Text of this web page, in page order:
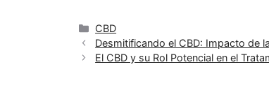
Categorías
CBD
Desmitificando el CBD: Impacto de
El CBD y su Rol Potencial en el